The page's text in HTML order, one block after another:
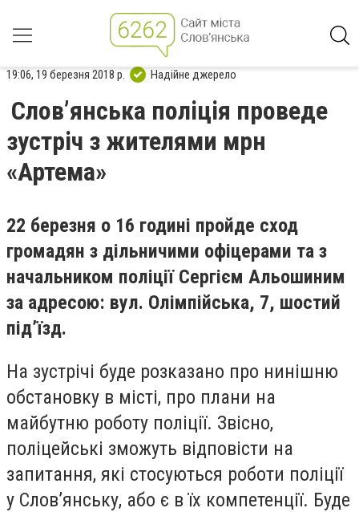
19:06, 19 березня 2018 р. Надійне джерело
Словʼянська поліція проведе
зустріч з жителями мрн
«Артема»
22 березня о 16 годині пройде сход
громадян з дільничими офіцерами та з
начальником поліції Сергієм Альошиним
за адресою: вул. Олімпійська, 7, шостий
підʼїзд.
На зустрічі буде розказано про нинішню
обстановку в місті, про плани на
майбутню роботу поліції. Звісно,
поліцейські зможуть відповісти на
запитання, які стосуються роботи поліції
у Словʼянську, або є в їх компетенції. Буде